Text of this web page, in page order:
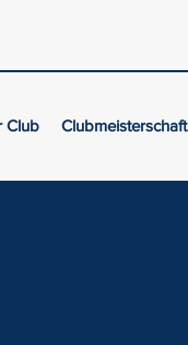
Club Clubmeisterschaft